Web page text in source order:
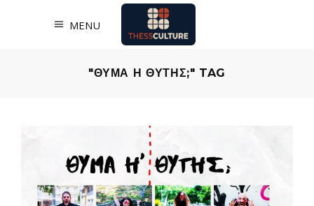
MENU
"ΘΥΜΑ Η ΘΥΤΗΣ;" TAG